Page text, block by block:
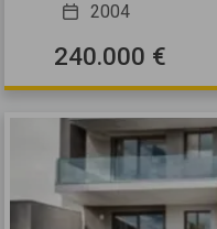
2004
240.000 €